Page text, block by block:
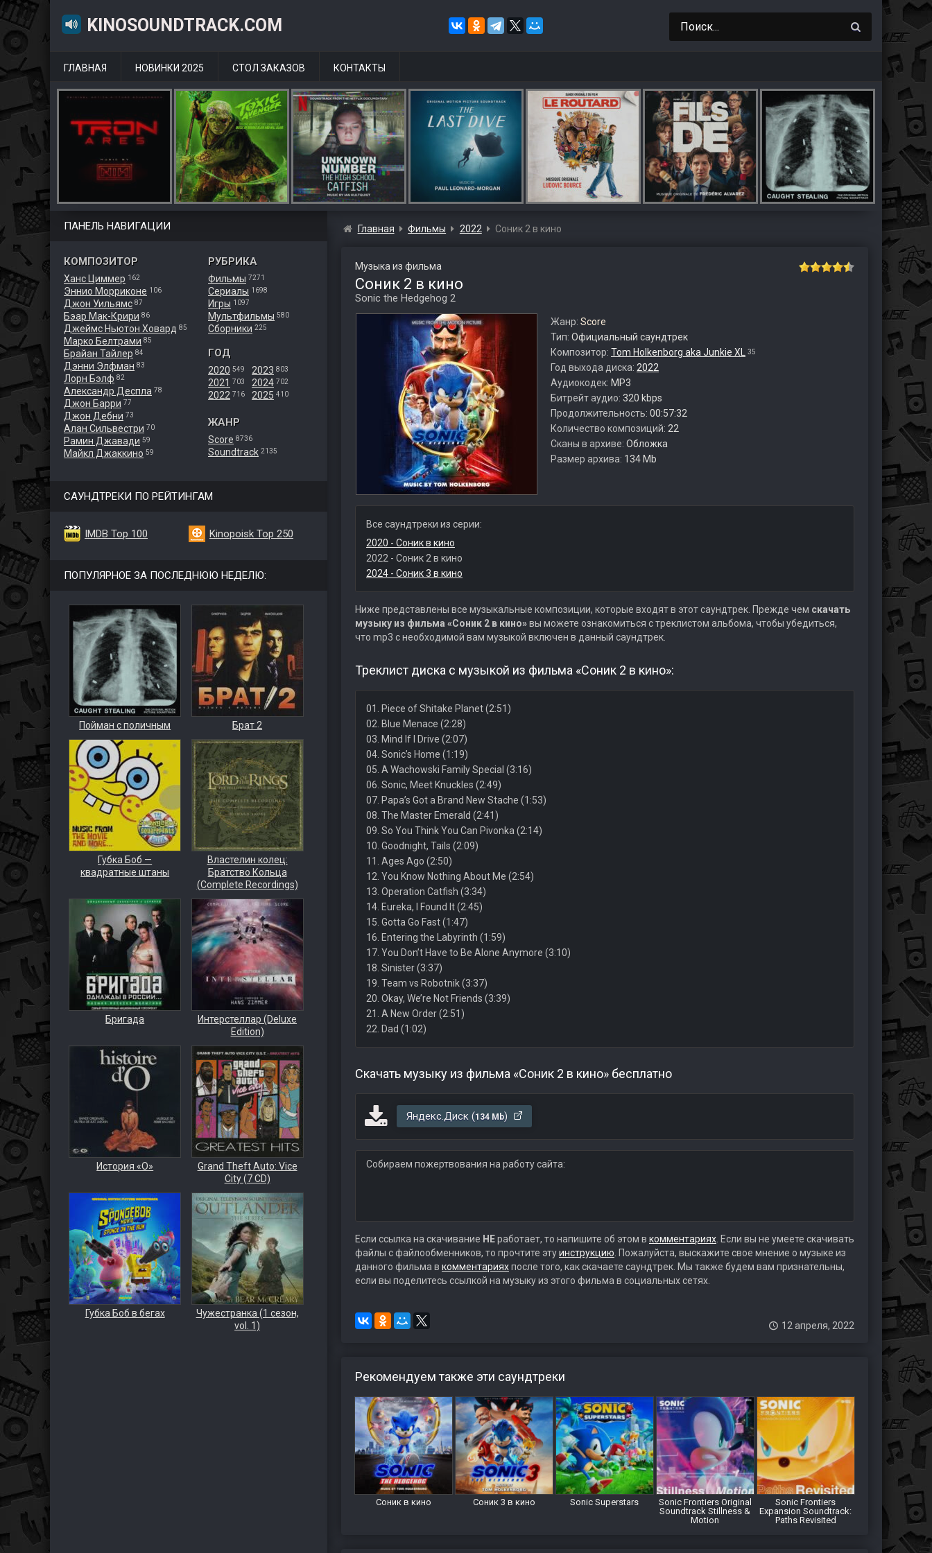
KINOSOUNDTRACK.COM
ГЛАВНАЯ НОВИНКИ 2025 СТОЛ ЗАКАЗОВ КОНТАКТЫ
ПАНЕЛЬ НАВИГАЦИИ
КОМПОЗИТОР
Ханс Циммер 162
Эннио Морриконе 106
Джон Уильямс 87
Бэар Мак-Крири 86
Джеймс Ньютон Ховард 85
Марко Белтрами 85
Брайан Тайлер 84
Дэнни Элфман 83
Лорн Бэлф 82
Александр Деспла 78
Джон Барри 77
Джон Дебни 73
Алан Сильвестри 70
Рамин Джавади 59
Майкл Джаккино 59
РУБРИКА
Фильмы 7271
Сериалы 1698
Игры 1097
Мультфильмы 580
Сборники 225
ГОД
2020 549
2021 703
2022 716
2023 803
2024 702
2025 410
ЖАНР
Score 8736
Soundtrack 2135
САУНДТРЕКИ ПО РЕЙТИНГАМ
IMDB Top 100 Kinopoisk Top 250
ПОПУЛЯРНОЕ ЗА ПОСЛЕДНЮЮ НЕДЕЛЮ:
Пойман с поличным Брат 2
Губка Боб —
квадратные штаны
Властелин колец:
Братство Кольца
(Complete Recordings)
Бригада
Интерстеллар (Deluxe
Edition)
История «О»
Grand Theft Auto: Vice
City (7 CD)
Губка Боб в бегах
Чужестранка (1 сезон,
vol. 1)
Главная Фильмы 2022 Соник 2 в кино
Музыка из фильма
Соник 2 в кино
Sonic the Hedgehog 2
Жанр: Score
Тип: Официальный саундтрек
Композитор: Tom Holkenborg aka Junkie XL 35
Год выхода диска: 2022
Аудиокодек: MP3
Битрейт аудио: 320 kbps
Продолжительность: 00:57:32
Количество композиций: 22
Сканы в архиве: Обложка
Размер архива: 134 Mb
Все саундтреки из серии:
2020 - Соник в кино
2022 - Соник 2 в кино
2024 - Соник 3 в кино
Ниже представлены все музыкальные композиции, которые входят в этот саундтрек. Прежде чем скачать
музыку из фильма «Соник 2 в кино»вы можете ознакомиться с треклистом альбома, чтобы убедиться,
что mp3 с необходимой вам музыкой включен в данный саундтрек.
Треклист диска с музыкой из фильма «Соник 2 в кино»:
01. Piece of Shitake Planet (2:51)
02. Blue Menace (2:28)
03. Mind If I Drive (2:07)
04. Sonic’s Home (1:19)
05. A Wachowski Family Special (3:16)
06. Sonic, Meet Knuckles (2:49)
07. Papa’s Got a Brand New Stache (1:53)
08. The Master Emerald (2:41)
09. So You Think You Can Pivonka (2:14)
10. Goodnight, Tails (2:09)
11. Ages Ago (2:50)
12. You Know Nothing About Me (2:54)
13. Operation Catfish (3:34)
14. Eureka, I Found It (2:45)
15. Gotta Go Fast (1:47)
16. Entering the Labyrinth (1:59)
17. You Don’t Have to Be Alone Anymore (3:10)
18. Sinister (3:37)
19. Team vs Robotnik (3:37)
20. Okay, We’re Not Friends (3:39)
21. A New Order (2:51)
22. Dad (1:02)
Скачать музыку из фильма «Соник 2 в кино» бесплатно
Яндекс.Диск (134 Mb)
Собираем пожертвования на работу сайта:
Если ссылка на скачивание НЕработает, то напишите об этом в комментариях. Если вы не умеете скачивать
файлы с файлообменников, то прочтите этуинструкцию . Пожалуйста, выскажите свое мнение о музыке из
данного фильма в комментарияхпосле того, как скачаете саундтрек. Мы также будем вам признательны,
если вы поделитесь ссылкой на музыку из этого фильма в социальных сетях.
12 апреля, 2022
Рекомендуем также эти саундтреки
Соник в кино Соник 3 в кино Sonic Superstars
Sonic Frontiers Original
Soundtrack Stillness &
Motion
Sonic Frontiers
Expansion Soundtrack:
Paths Revisited